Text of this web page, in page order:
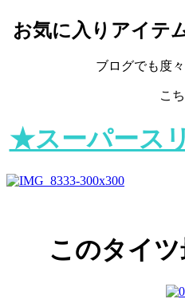
お気に入りアイテ
ブログでも度
こ
★スーパース
このタイツ